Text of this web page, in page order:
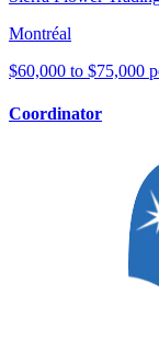
Montréal
$60,000 to $75,000
Coordinator